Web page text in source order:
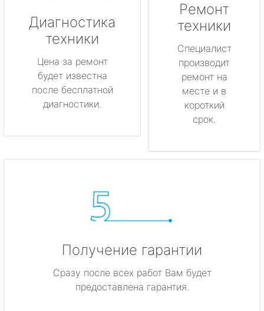
Диагностика
техники
Цена за ремонт
будет известна
после бесплатной
диагностики.
Ремонт
техники
Специалист
производит
ремонт на
месте и в
короткий
срок.
Получение гарантии
Сразу после всех работ Вам будет
предоставлена гарантия.